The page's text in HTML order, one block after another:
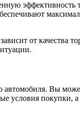
от качества
Вы
условия